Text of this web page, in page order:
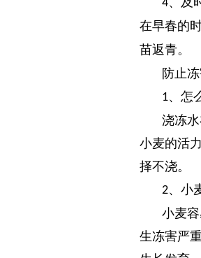
4
在早春的
苗返青。
防止
1、怎
浇冻
小麦的活
择不浇。
2、小
小麦
生冻害严